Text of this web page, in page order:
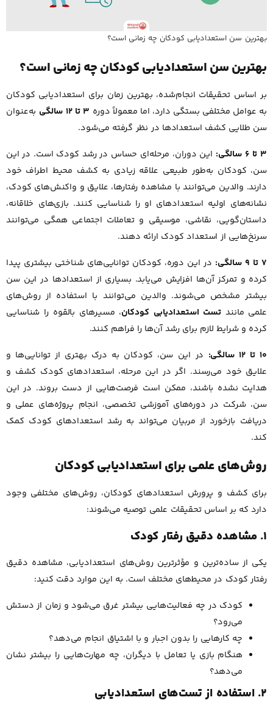
بهترین سن استعدادیابی کودکان چه زمانی است؟
بهترین سن استعدادیابی کودکان چه زمانی است؟
بر اساس تحقیقات انجام‌شده، بهترین زمان برای استعدادیابی کودکان
به عوامل مختلفی بستگی دارد، اما معمولاً دوره ۳ تا ۱۲ سالگی
به‌عنوان
سن طلایی کشف استعدادها در نظر گرفته می‌شود.
۳ تا ۶ سالگی:
این دوران، مرحله‌ای حساس در رشد کودک است. در این
سن، کودکان به‌طور طبیعی علاقه زیادی به کشف محیط اطراف خود
دارند. والدین می‌توانند با مشاهده رفتارها، علایق و واکنش‌های کودک،
نشانه‌های اولیه استعدادهای او را شناسایی کنند. بازی‌های خلاقانه،
داستان‌گویی، نقاشی، موسیقی و تعاملات اجتماعی همگی می‌توانند
سرنخ‌هایی از استعداد کودک ارائه دهند.
۷ تا ۹ سالگی:
در این دوره، کودکان توانایی‌های شناختی بیشتری پیدا
کرده و تمرکز آن‌ها افزایش می‌یابد. بسیاری از استعدادها در این سن
بیشتر مشخص می‌شوند. والدین می‌توانند با استفاده از روش‌های
علمی مانند تست استعدادیابی کودکان، مسیرهای بالقوه را شناسایی
کرده و شرایط لازم برای رشد آن‌ها را فراهم کنند.
۱۰ تا ۱۲ سالگی:
در این سن، کودکان به درک بهتری از توانایی‌ها و
علایق خود می‌رسند. اگر در این مرحله، استعدادهای کودک کشف و
هدایت نشده باشند، ممکن است فرصت‌هایی از دست بروند. در این
سن، شرکت در دوره‌های آموزشی تخصصی، انجام پروژه‌های عملی و
دریافت بازخورد از مربیان می‌تواند به رشد استعدادهای کودک کمک
کند.
روش‌های علمی برای استعدادیابی کودکان
برای کشف و پرورش استعدادهای کودکان، روش‌های مختلفی وجود
دارد که بر اساس تحقیقات علمی توصیه می‌شوند:
۱. مشاهده دقیق رفتار کودک
یکی از ساده‌ترین و مؤثرترین روش‌های استعدادیابی، مشاهده دقیق
رفتار کودک در محیط‌های مختلف است. به این موارد دقت کنید:
کودک در چه فعالیت‌هایی بیشتر غرق می‌شود و زمان از دستش
می‌رود؟
چه کارهایی را بدون اجبار و با اشتیاق انجام می‌دهد؟
هنگام بازی یا تعامل با دیگران، چه مهارت‌هایی را بیشتر نشان
می‌دهد؟
۲. استفاده از تست‌های استعدادیابی